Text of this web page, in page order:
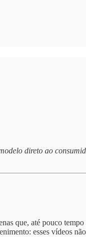
direto ao
que, até pouco
esses vídeos